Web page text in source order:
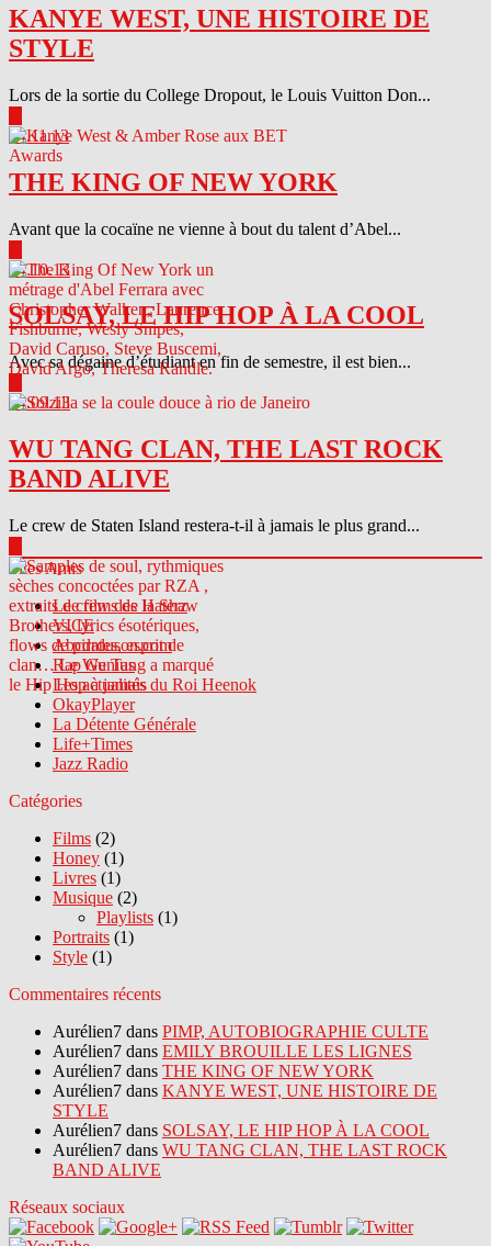
KANYE WEST, UNE HISTOIRE DE
STYLE
Lors de la sortie du College Dropout, le Louis Vuitton Don...
04.11.13
THE KING OF NEW YORK
Avant que la cocaïne ne vienne à bout du talent d’Abel...
04.10.13
SOLSAY, LE HIP HOP À LA COOL
Avec sa dégaine d’étudiant en fin de semestre, il est bien...
04.09.13
WU TANG CLAN, THE LAST ROCK
BAND ALIVE
Le crew de Staten Island restera-t-il à jamais le plus grand...
Sites Amis
Le crew des Haterz
VICE
Abcdrduson.com
Rap Genius
Les actualités du Roi Heenok
OkayPlayer
La Détente Générale
Life+Times
Jazz Radio
Catégories
Films (2)
Honey (1)
Livres (1)
Musique (2)
Playlists (1)
Portraits (1)
Style (1)
Commentaires récents
Aurélien7 dans PIMP, AUTOBIOGRAPHIE CULTE
Aurélien7 dans EMILY BROUILLE LES LIGNES
Aurélien7 dans THE KING OF NEW YORK
Aurélien7 dans KANYE WEST, UNE HISTOIRE DE
STYLE
Aurélien7 dans SOLSAY, LE HIP HOP À LA COOL
Aurélien7 dans WU TANG CLAN, THE LAST ROCK
BAND ALIVE
Réseaux sociaux